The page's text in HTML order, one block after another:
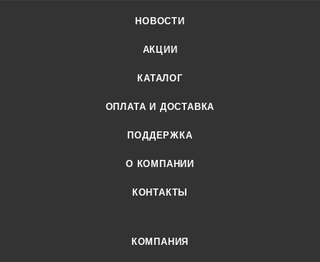
НОВОСТИ
АКЦИИ
КАТАЛОГ
ОПЛАТА И ДОСТАВКА
ПОДДЕРЖКА
О КОМПАНИИ
КОНТАКТЫ
КОМПАНИЯ